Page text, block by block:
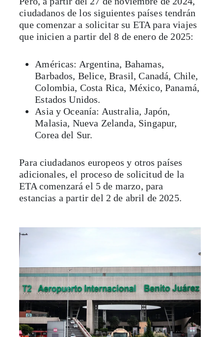
ciudadanos de los siguientes países tendrán
que comenzar a solicitar su ETA para viajes
que inicien a partir del 8 de enero de 2025:
Américas: Argentina, Bahamas,
Barbados, Belice, Brasil, Canadá, Chile,
Colombia, Costa Rica, México, Panamá,
Estados Unidos.
Asia y Oceanía: Australia, Japón,
Malasia, Nueva Zelanda, Singapur,
Corea del Sur.
Para ciudadanos europeos y otros países
adicionales, el proceso de solicitud de la
ETA comenzará el 5 de marzo, para
estancias a partir del 2 de abril de 2025.